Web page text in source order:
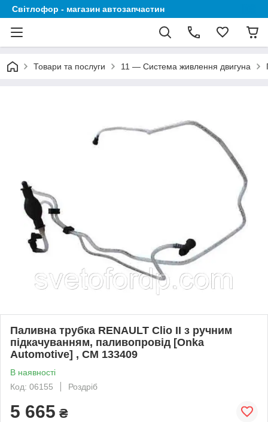
Світлофор - магазин автозапчастин
Товари та послуги 11 — Система живлення двигуна
Паливна трубка RENAULT Clio II з ручним
підкачуванням, паливопровід [Onka
Automotive] , CM 133409
В наявності
Код: 06155
Роздріб
5 665 ₴